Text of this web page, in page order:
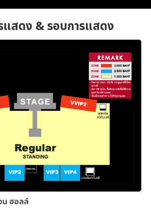
แสดง & รอบการแสดง
น ฮอลล์